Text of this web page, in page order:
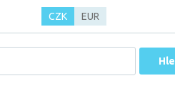
CZK EUR